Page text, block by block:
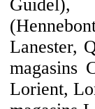
Guidel),
Lanester,
magasins
Lorient,